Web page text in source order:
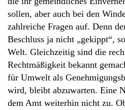
sollen, aber auch bei den
zahlreiche Fragen auf. Denn
Beschluss ja nicht „gekippt“,
Welt. Gleichzeitig sind die
Rechtmäßigkeit bekannt
für Umwelt als
wird, bleibt abzuwarten. Eine
dem Amt weiterhin nicht zu.